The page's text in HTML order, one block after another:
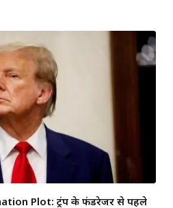
Plot: ट्रंप के फंडरेजर से पहले